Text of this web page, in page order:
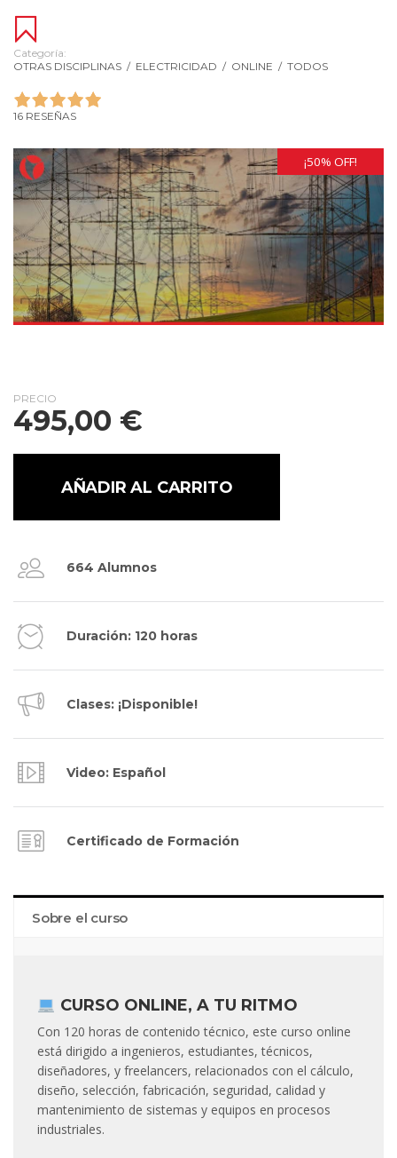
Categoría:
OTRAS DISCIPLINAS / ELECTRICIDAD / ONLINE / TODOS
16 RESEÑAS
¡50% OFF!
PRECIO
495,00 €
AÑADIR AL CARRITO
664 Alumnos
Duración: 120 horas
Clases: ¡Disponible!
Video: Español
Certificado de Formación
Sobre el curso
CURSO ONLINE, A TU RITMO
Con 120 horas de contenido técnico, este curso online
está dirigido a ingenieros, estudiantes, técnicos,
diseñadores, y freelancers, relacionados con el cálculo,
diseño, selección, fabricación, seguridad, calidad y
mantenimiento de sistemas y equipos en procesos
industriales.